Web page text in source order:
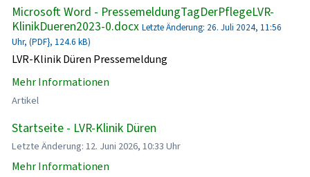
Microsoft Word - PressemeldungTagDerPflegeLVR-
KlinikDueren2023-0.docx Letzte Änderung: 26. Juli 2024, 11:56
Uhr, (PDF}, 124.6 kB)
LVR-Klinik Düren Pressemeldung
Mehr Informationen
Artikel
Startseite - LVR-Klinik Düren
Letzte Änderung: 12. Juni 2026, 10:33 Uhr
Mehr Informationen